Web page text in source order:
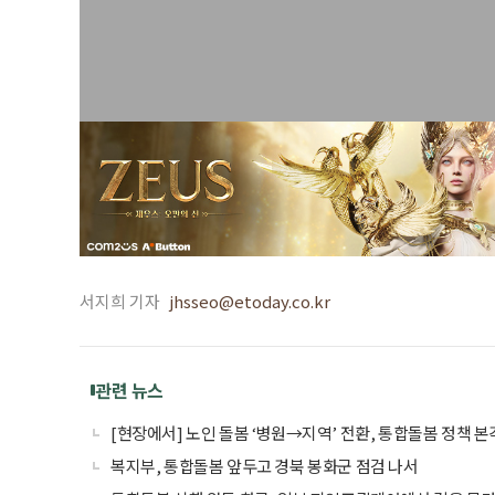
서지희 기자 jhsseo@etoday.co.kr
관련 뉴스
[현장에서] 노인 돌봄 ‘병원→지역’ 전환, 통합돌봄 정책 본
복지부, 통합돌봄 앞두고 경북 봉화군 점검 나서